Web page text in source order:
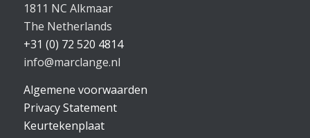
1811 NC Alkmaar
The Netherlands
+31 (0) 72 520 4814
info@marclange.nl
Algemene voorwaarden
Privacy Statement
Keurtekenplaat